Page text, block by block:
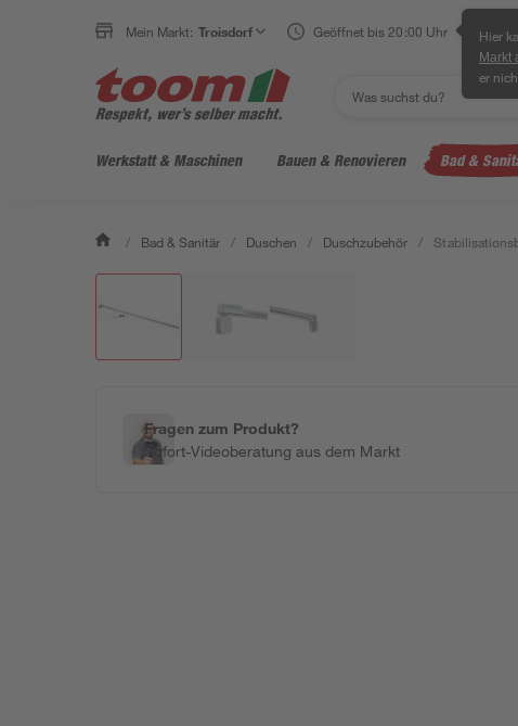
Mein Markt: Troisdorf Geöffnet bis 20:00 Uhr Hier
Markt
er
Werkstatt & Maschinen Bauen & Renovieren Bad &
/ Bad & Sanitär / Duschen / Duschzubehör /
Fragen zum Produkt?
Sofort-Videoberatung aus dem Markt